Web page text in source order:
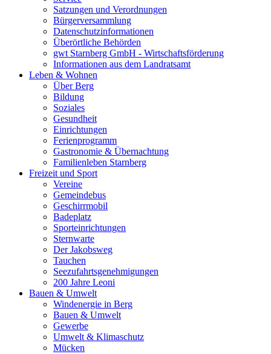
Satzungen und Verordnungen
Bürgerversammlung
Datenschutzinformationen
Überörtliche Behörden
gwt Starnberg GmbH - Wirtschaftsförderung
Informationen aus dem Landratsamt
Leben & Wohnen
Über Berg
Bildung
Soziales
Gesundheit
Einrichtungen
Ferienprogramm
Gastronomie & Übernachtung
Familienleben Starnberg
Freizeit und Sport
Vereine
Gemeindebus
Geschirrmobil
Badeplatz
Sporteinrichtungen
Sternwarte
Der Jakobsweg
Tauchen
Seezufahrtsgenehmigungen
200 Jahre Leoni
Bauen & Umwelt
Windenergie in Berg
Bauen & Umwelt
Gewerbe
Umwelt & Klimaschutz
Mücken